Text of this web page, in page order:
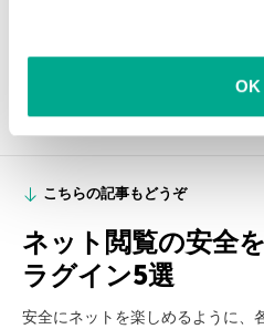
OK
こちらの記事もどうぞ
ネット閲覧の安全
ラグイン5選
安全にネットを楽しめるように、